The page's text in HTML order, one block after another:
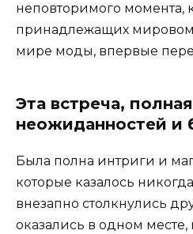
неповторимого момента,
принадлежащих
мире моды, впервые
Эта встреча, полная
неожиданностей и
Была полна интриги и
которые казалось
внезапно столкнулись
оказались в одном